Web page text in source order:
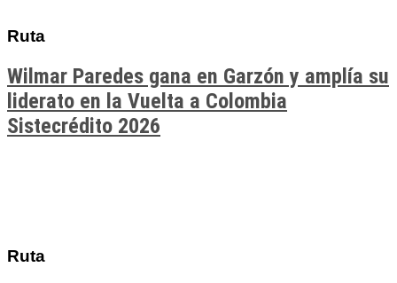
Ruta
Wilmar Paredes gana en Garzón y amplía su
liderato en la Vuelta a Colombia
Sistecrédito 2026
Ruta